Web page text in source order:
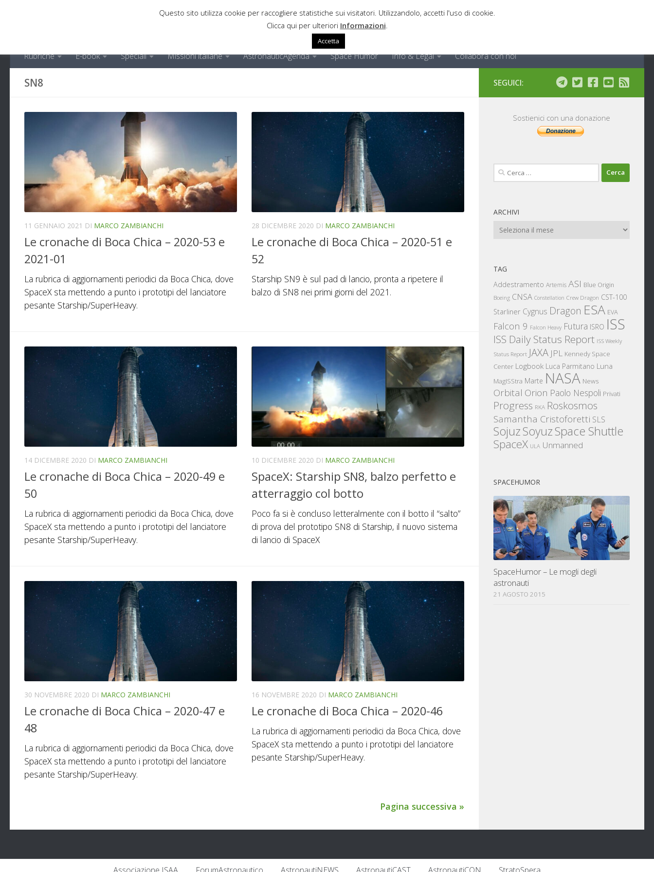
Rubriche E-book Speciali Missioni italiane AstronauticAgenda Space Humor Info & Legal Collabora con noi
SN8
11 GENNAIO 2021 DI MARCO ZAMBIANCHI
Le cronache di Boca Chica – 2020-53 e
2021-01
La rubrica di aggiornamenti periodici da Boca Chica, dove
SpaceX sta mettendo a punto i prototipi del lanciatore
pesante Starship/SuperHeavy.
28 DICEMBRE 2020 DI MARCO ZAMBIANCHI
Le cronache di Boca Chica – 2020-51 e
52
Starship SN9 è sul pad di lancio, pronta a ripetere il
balzo di SN8 nei primi giorni del 2021.
14 DICEMBRE 2020 DI MARCO ZAMBIANCHI
Le cronache di Boca Chica – 2020-49 e
50
La rubrica di aggiornamenti periodici da Boca Chica, dove
SpaceX sta mettendo a punto i prototipi del lanciatore
pesante Starship/SuperHeavy.
10 DICEMBRE 2020 DI MARCO ZAMBIANCHI
SpaceX: Starship SN8, balzo perfetto e
atterraggio col botto
Poco fa si è concluso letteralmente con il botto il “salto”
di prova del prototipo SN8 di Starship, il nuovo sistema
di lancio di SpaceX
30 NOVEMBRE 2020 DI MARCO ZAMBIANCHI
Le cronache di Boca Chica – 2020-47 e
48
La rubrica di aggiornamenti periodici da Boca Chica, dove
SpaceX sta mettendo a punto i prototipi del lanciatore
pesante Starship/SuperHeavy.
16 NOVEMBRE 2020 DI MARCO ZAMBIANCHI
Le cronache di Boca Chica – 2020-46
La rubrica di aggiornamenti periodici da Boca Chica, dove
SpaceX sta mettendo a punto i prototipi del lanciatore
pesante Starship/SuperHeavy.
Pagina successiva »
SEGUICI:
Sostienici con una donazione
Ricerca
per:
ARCHIVI
Archivi
TAG
Addestramento Artemis ASI Blue Origin
Boeing CNSA Constellation Crew Dragon CST-100
Starliner Cygnus Dragon ESA EVA
Falcon 9 Falcon Heavy Futura ISRO ISS
ISS Daily Status Report ISS Weekly
Status Report JAXA JPL Kennedy Space
Center Logbook Luca Parmitano Luna
MagISStra Marte NASA News
Orbital Orion Paolo Nespoli Privati
Progress RKA Roskosmos
Samantha Cristoforetti SLS
SojuzSoyuzSpace Shuttle
SpaceX ULA Unmanned
SPACEHUMOR
SpaceHumor – Le mogli degli
astronauti
21 AGOSTO 2015
Questo sito utilizza cookie per raccogliere statistiche sui visitatori. Utilizzandolo, accetti l'uso di cookie.
Clicca qui per ulteriori Informazioni
Accetta